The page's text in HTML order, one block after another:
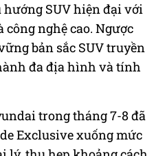
SUV hiện đại với
nghệ cao. Ngược
bản sắc SUV truyền
đa địa hình và tính
trong tháng 7-8 đã
Exclusive xuống mức